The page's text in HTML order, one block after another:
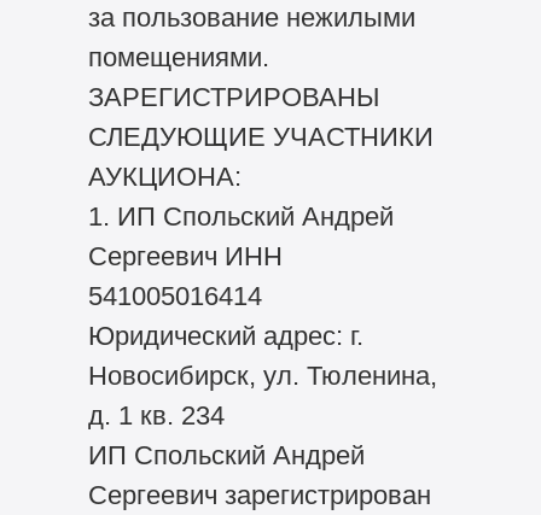
за пользование нежилыми
помещениями.
ЗАРЕГИСТРИРОВАНЫ
СЛЕДУЮЩИЕ УЧАСТНИКИ
АУКЦИОНА:
1. ИП Спольский Андрей
Сергеевич ИНН
541005016414
Юридический адрес: г.
Новосибирск, ул. Тюленина,
д. 1 кв. 234
ИП Спольский Андрей
Сергеевич зарегистрирован